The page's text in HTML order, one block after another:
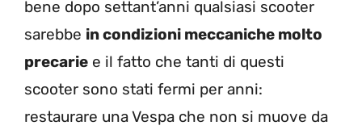
bene dopo settant’anni qualsiasi scooter
sarebbe in condizioni meccaniche molto
precarie e il fatto che tanti di questi
scooter sono stati fermi per anni:
restaurare una Vespa che non si muove da